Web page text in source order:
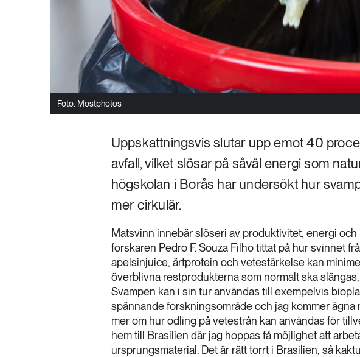
Foto: Mostphotos
Uppskattningsvis slutar upp emot 40
avfall, vilket slösar på såväl energi som
högskolan i Borås har undersökt hur
mer cirkulär.
Matsvinn innebär slöseri av produktivitet, energi
forskaren Pedro F. Souza Filho tittat på hur svinnet
apelsinjuice, ärtprotein och vetestärkelse kan
överblivna restprodukterna som normalt ska
Svampen kan i sin tur användas till exempelvis
spännande forskningsområde och jag kommer
mer om hur odling på vetestrån kan användas för
hem till Brasilien där jag hoppas få möjlighet att
ursprungsmaterial. Det är rätt torrt i Brasilien, så